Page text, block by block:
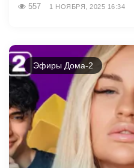
557 1 НОЯБРЯ, 2025 16:34
Эфиры Дома-2